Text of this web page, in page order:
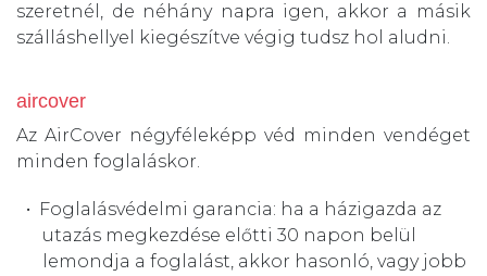
szeretnél, de néhány napra igen, akkor a másik
szálláshellyel kiegészítve végig tudsz hol aludni.
aircover
Az AirCover négyféleképp véd minden vendéget
minden foglaláskor.
Foglalásvédelmi garancia: ha a házigazda az
utazás megkezdése előtti 30 napon belül
lemondja a foglalást, akkor hasonló, vagy jobb